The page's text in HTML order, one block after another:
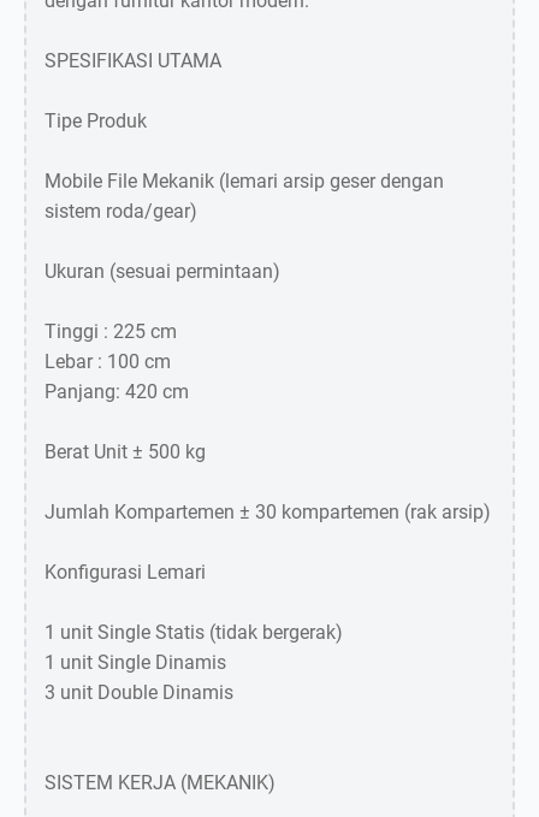
SPESIFIKASI UTAMA
Tipe Produk
Mobile File Mekanik (lemari arsip geser dengan
sistem roda/gear)
Ukuran (sesuai permintaan)
Tinggi : 225 cm
Lebar : 100 cm
Panjang: 420 cm
Berat Unit ± 500 kg
Jumlah Kompartemen ± 30 kompartemen (rak arsip)
Konfigurasi Lemari
1 unit Single Statis (tidak bergerak)
1 unit Single Dinamis
3 unit Double Dinamis
SISTEM KERJA (MEKANIK)